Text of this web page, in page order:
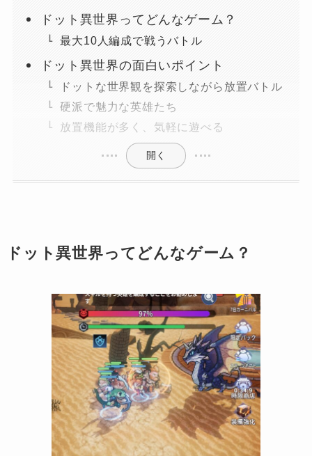
ドット異世界ってどんなゲーム？
最大10人編成で戦うバトル
ドット異世界の面白いポイント
ドットな世界観を探索しながら放置バトル
硬派で魅力な英雄たち
放置機能が多く、気軽に遊べる
開く
ドット異世界ってどんなゲーム？